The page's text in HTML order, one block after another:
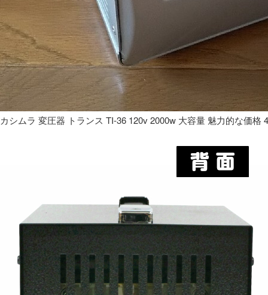
カシムラ 変圧器 トランス TI-36 120v 2000w 大容量 魅力的な価格